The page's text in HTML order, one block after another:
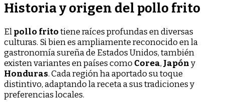
Historia y origen del pollo frito
Elpollo fritotiene raíces profundas en diversas
culturas. Si bien es ampliamente reconocido en la
gastronomía sureña de Estados Unidos, también
existen variantes en países como Corea,Japóny
Honduras. Cada región ha aportado su toque
distintivo, adaptando la receta a sus tradiciones y
preferencias locales.